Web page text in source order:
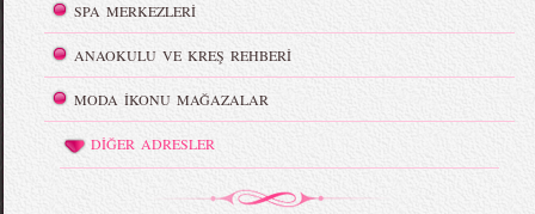
SPA MERKEZLERİ
ANAOKULU VE KREŞ REHBERİ
MODA İKONU MAĞAZALAR
DİĞER ADRESLER